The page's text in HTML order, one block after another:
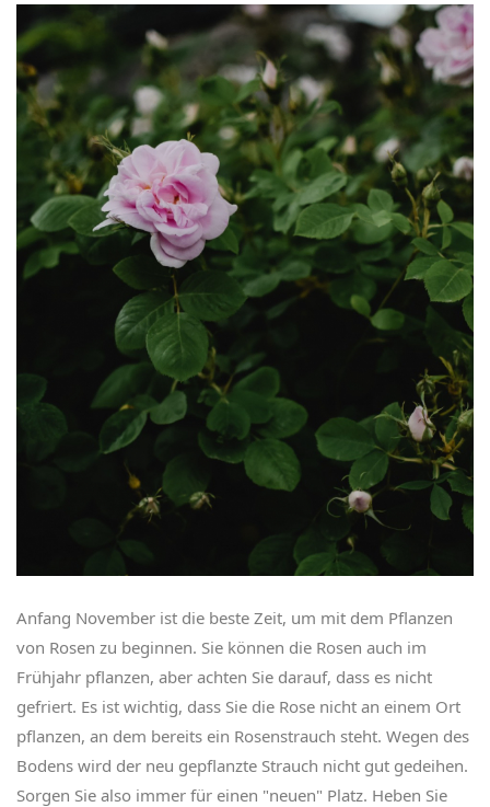
Anfang November ist die beste Zeit, um mit dem Pflanzen
von Rosen zu beginnen. Sie können die Rosen auch im
Frühjahr pflanzen, aber achten Sie darauf, dass es nicht
gefriert. Es ist wichtig, dass Sie die Rose nicht an einem Ort
pflanzen, an dem bereits ein Rosenstrauch steht. Wegen des
Bodens wird der neu gepflanzte Strauch nicht gut gedeihen.
Sorgen Sie also immer für einen "neuen" Platz. Heben Sie